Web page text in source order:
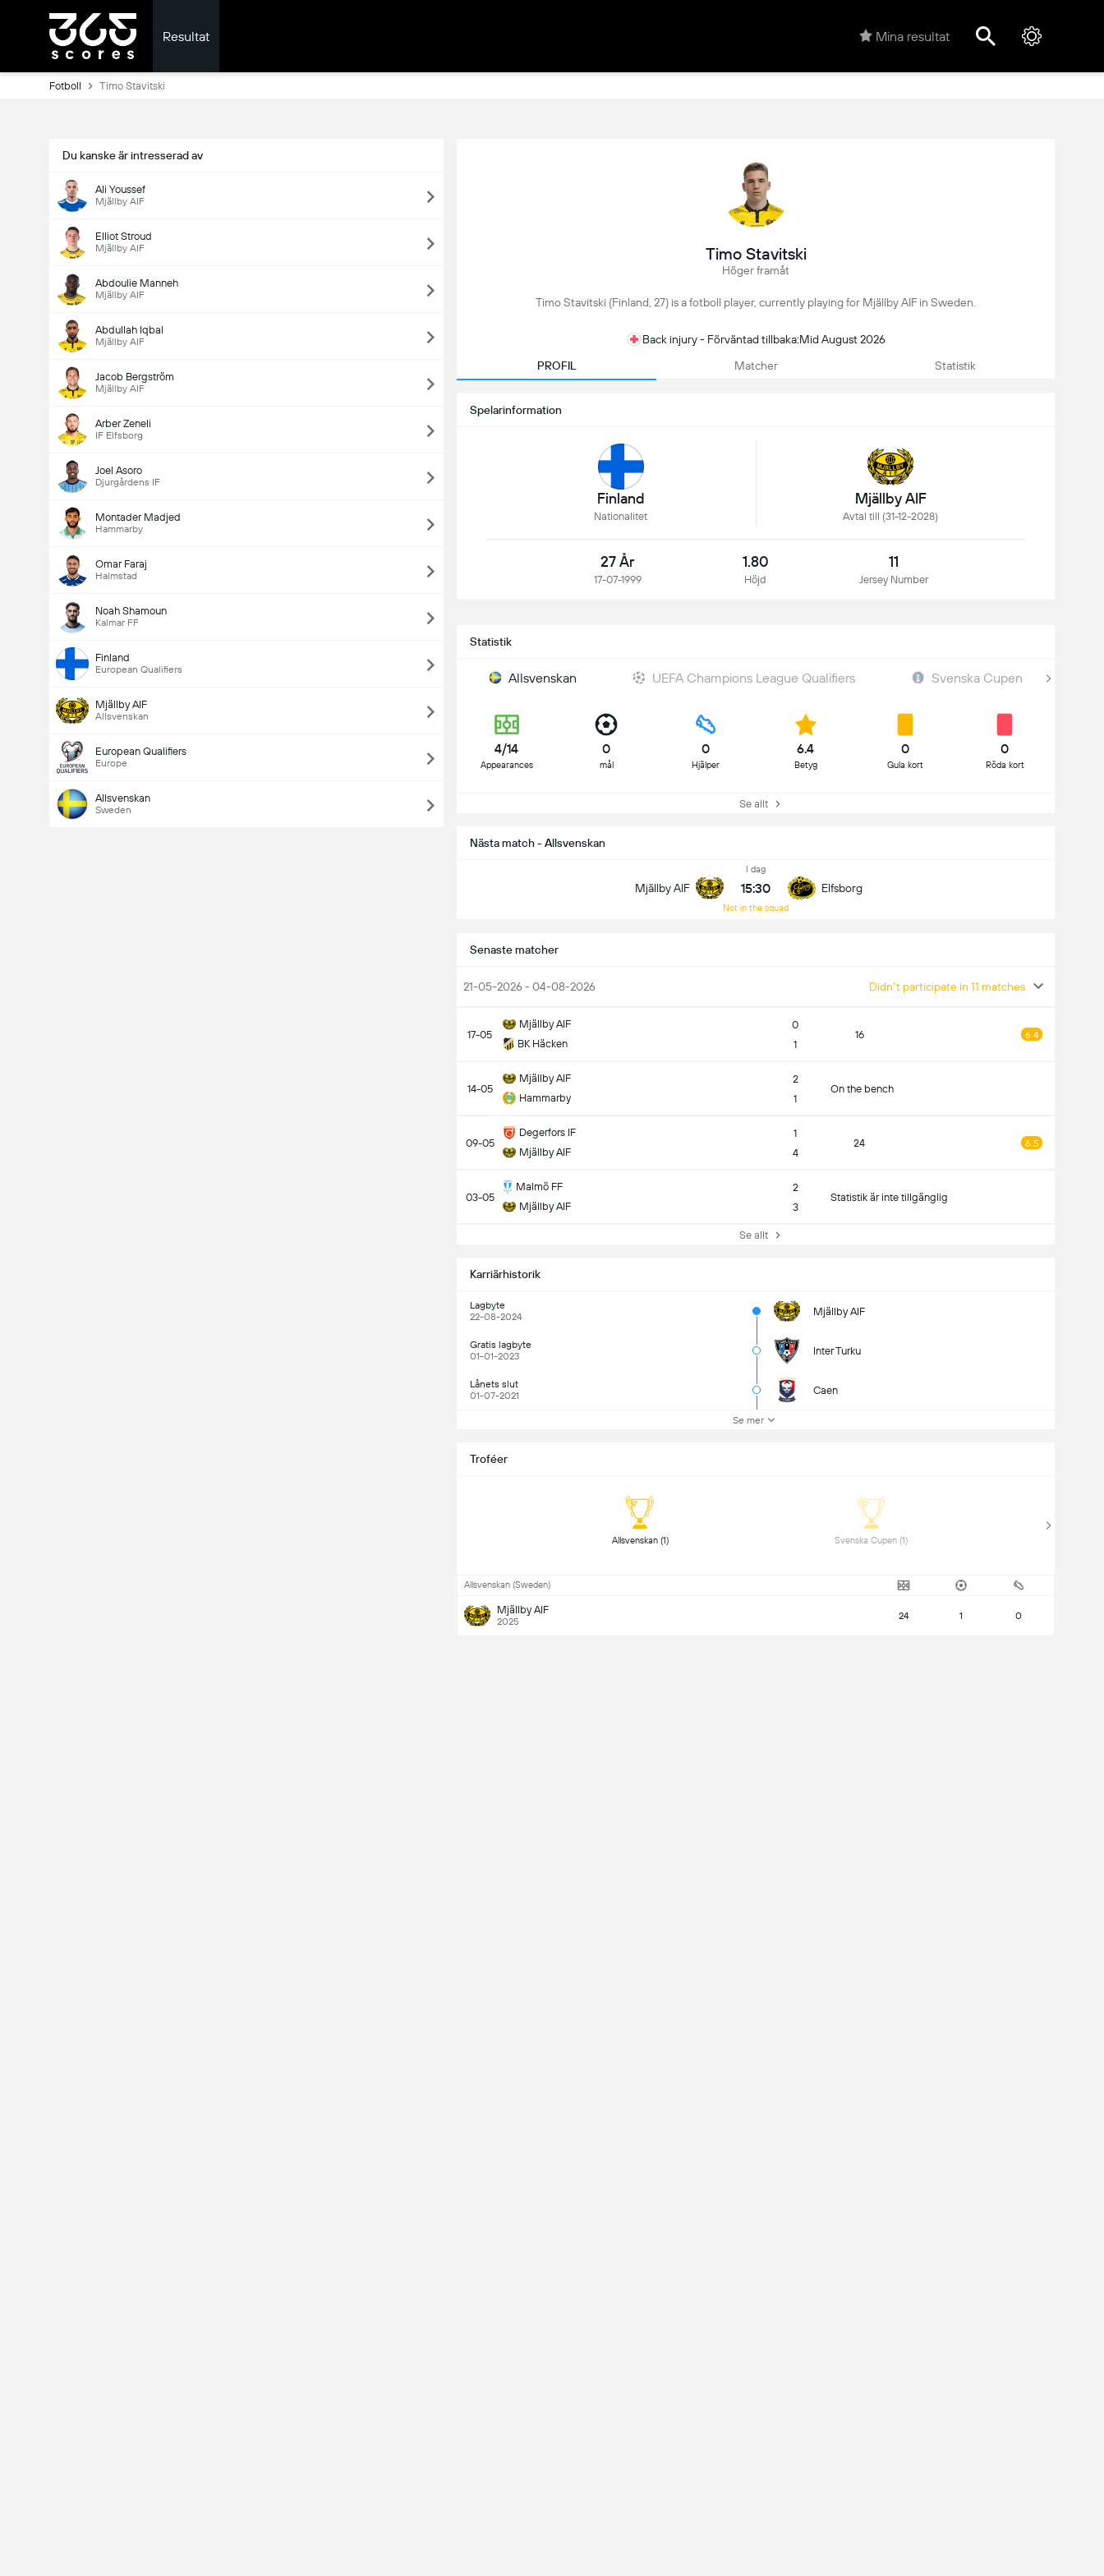
Resultat Mina resultat
Fotboll Timo Stavitski
Du kanske är intresserad av
Ali Youssef
Mjällby AIF
Elliot Stroud
Mjällby AIF
Abdoulie Manneh
Mjällby AIF
Abdullah Iqbal
Mjällby AIF
Jacob Bergström
Mjällby AIF
Arber Zeneli
IF Elfsborg
Joel Asoro
Djurgårdens IF
Montader Madjed
Hammarby
Omar Faraj
Halmstad
Noah Shamoun
Kalmar FF
Finland
European Qualifiers
Mjällby AIF
Allsvenskan
European Qualifiers
Europe
Allsvenskan
Sweden
Timo Stavitski
Höger framåt
Timo Stavitski (Finland, 27) is a fotboll player, currently playing for Mjällby AIF in Sweden.
Back injury - Förväntad tillbaka:Mid August 2026
PROFIL
Matcher Statistik
Spelarinformation
Finland
Nationalitet
Mjällby AIF
Avtal till (31-12-2028)
27 År
17-07-1999
1.80
Höjd
11
Jersey Number
Statistik
Allsvenskan UEFA Champions League Qualifiers Svenska Cupen
4/14
Appearances
0
mål
0
Hjälper
6.4
Betyg
0
Gula kort
0
Röda kort
Se allt
Nästa match - Allsvenskan
Mjällby AIF
I dag
15:30
Not in the squad
Elfsborg
Senaste matcher
21-05-2026 - 04-08-2026 Didn't participate in 11 matches
17-05
Mjällby AIF
BK Häcken
0
1
16 6.4
14-05
Mjällby AIF
Hammarby
2
1
On the bench
09-05
Degerfors IF
Mjällby AIF
1
4
24 6.5
03-05
Malmö FF
Mjällby AIF
2
3
Statistik är inte tillgänglig
Se allt
Karriärhistorik
Lagbyte
22-08-2024
Mjällby AIF
Gratis lagbyte
01-01-2023
Inter Turku
Lånets slut
01-07-2021
Caen
Se mer
Troféer
Allsvenskan (1)
Allsvenskan (Sweden)
Mjällby AIF
2025 24 1 0